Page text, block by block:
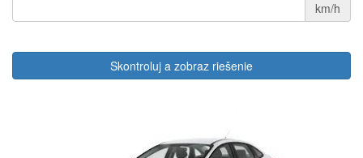
km/h
Skontroluj a zobraz riešenie